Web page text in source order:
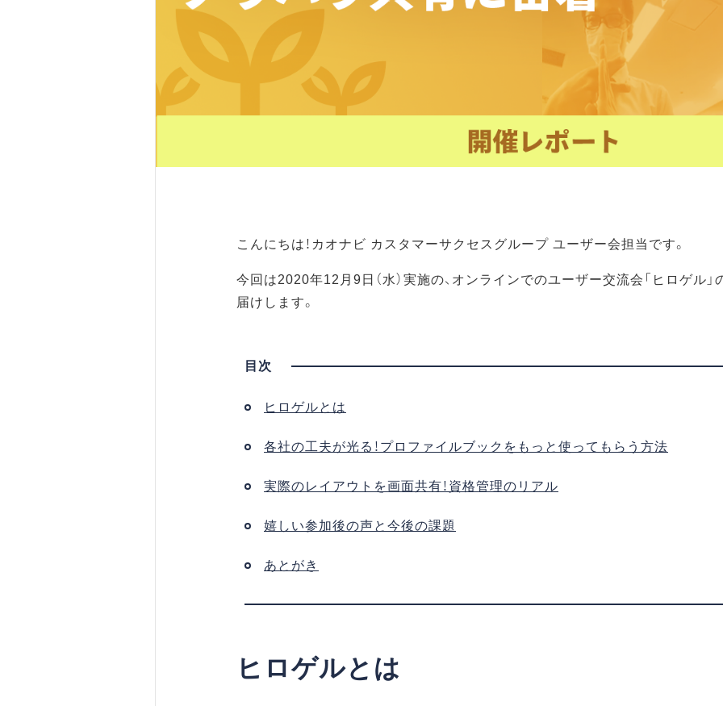
こんにちは！カオナビ カスタマーサクセスグループ ユーザー会担当です。
今回は2020年12月9日（水）実施の、オンラインでのユーザー交流会「ヒロゲル
届けします。
ヒロゲルとは
各社の工夫が光る！プロファイルブックをもっと使ってもらう方法
実際のレイアウトを画面共有！資格管理のリアル
嬉しい参加後の声と今後の課題
あとがき
ヒロゲルとは